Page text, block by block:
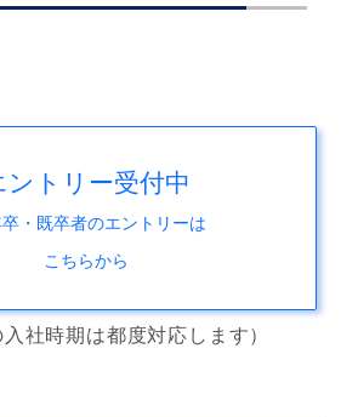
ントリー受付中
・既卒者のエントリーは
こちらから
入社時期は都度対応します）